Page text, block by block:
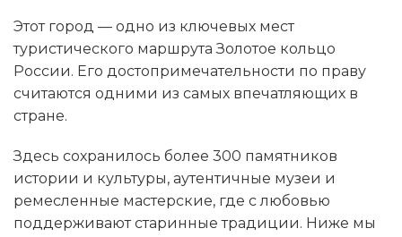
Этот город — одно из ключевых мест
туристического маршрута Золотое кольцо
России. Его достопримечательности по праву
считаются одними из самых впечатляющих в
стране.
Здесь сохранилось более 300 памятников
истории и культуры, аутентичные музеи и
ремесленные мастерские, где с любовью
поддерживают старинные традиции. Ниже мы